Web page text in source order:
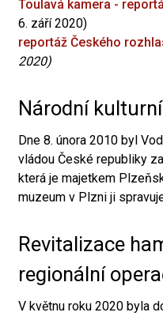
Toulavá kamera -
6. září 2020)
reportáž Českého
2020)
Národní
Dne 8. února 2010 byl
vládou České republiky
která je majetkem
muzeum v Plzni ji
Revitalizace
regionální
V květnu roku 2020 byla